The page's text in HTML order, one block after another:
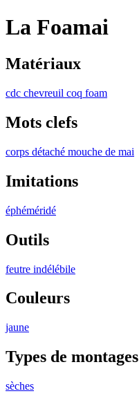
La Foamai
Matériaux
cdc chevreuil coq foam
Mots clefs
corps détaché mouche de mai
Imitations
éphéméridé
Outils
feutre indélébile
Couleurs
jaune
Types de montages
sèches